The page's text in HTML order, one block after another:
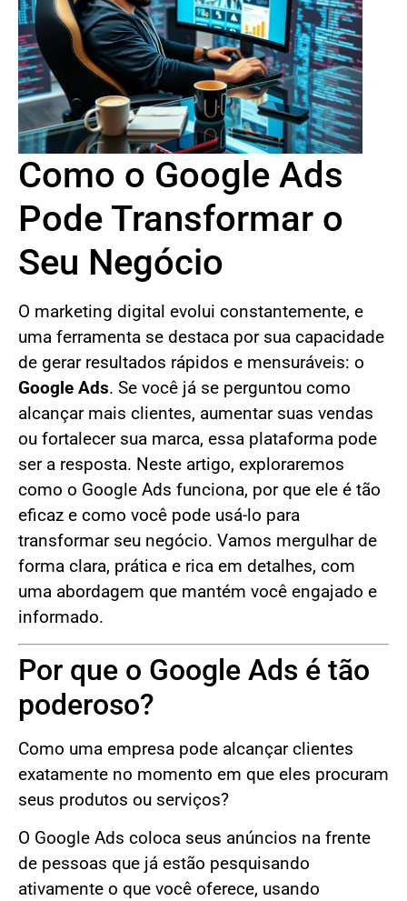
Como o Google Ads
Pode Transformar o
Seu Negócio
O marketing digital evolui constantemente, e
uma ferramenta se destaca por sua capacidade
de gerar resultados rápidos e mensuráveis: o
Google Ads. Se você já se perguntou como
alcançar mais clientes, aumentar suas vendas
ou fortalecer sua marca, essa plataforma pode
ser a resposta. Neste artigo, exploraremos
como o Google Ads funciona, por que ele é tão
eficaz e como você pode usá-lo para
transformar seu negócio. Vamos mergulhar de
forma clara, prática e rica em detalhes, com
uma abordagem que mantém você engajado e
informado.
Por que o Google Ads é tão
poderoso?
Como uma empresa pode alcançar clientes
exatamente no momento em que eles procuram
seus produtos ou serviços?
O Google Ads coloca seus anúncios na frente
de pessoas que já estão pesquisando
ativamente o que você oferece, usando